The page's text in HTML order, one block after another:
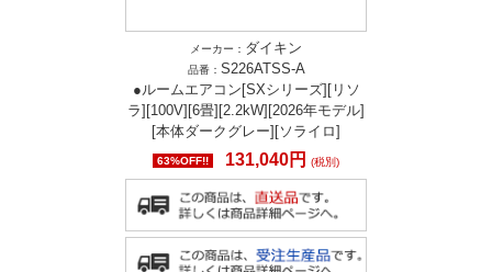
メーカー： ダイキン
品番： S226ATSS-A
●ルームエアコン[SXシリーズ][リソ
ラ][100V][6畳][2.2kW][2026年モデル]
[本体ダークグレー][ソライロ]
63%OFF!! 131,040円 (税別)